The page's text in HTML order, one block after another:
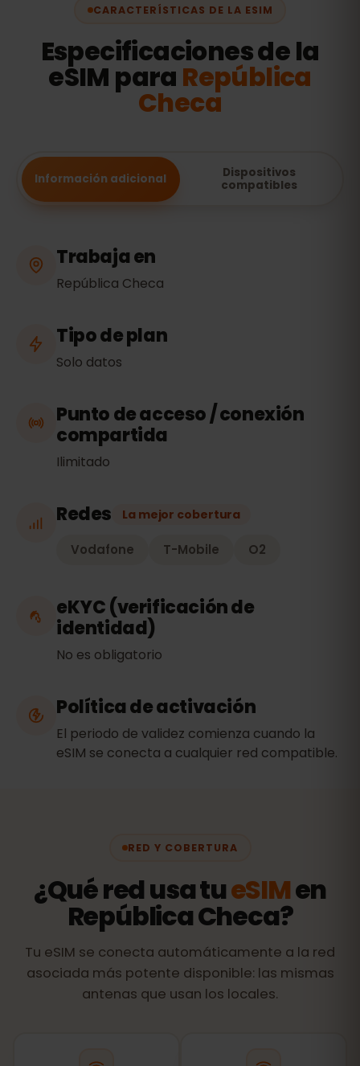
CARACTERÍSTICAS DE LA ESIM
Especificaciones de la
eSIM para República
Checa
Información adicional
Dispositivos
compatibles
Trabaja en
República Checa
Tipo de plan
Solo datos
Punto de acceso / conexión
compartida
Ilimitado
Redes La mejor cobertura
Vodafone T-Mobile O2
eKYC (verificación de
identidad)
No es obligatorio
Política de activación
El periodo de validez comienza cuando la
eSIM se conecta a cualquier red compatible.
RED Y COBERTURA
¿Qué red usa tueSIMen
República Checa?
Tu eSIM se conecta automáticamente a la red
asociada más potente disponible: las mismas
antenas que usan los locales.